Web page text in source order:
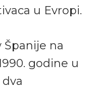
u Evropi.
na
godine u